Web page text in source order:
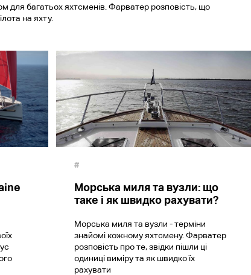
для багатьох яхтсменів. Фарватер розповість, що
на яхту.
#
Морська миля та вузли: що
таке і як швидко рахувати?
Морська миля та вузли - терміни
знайомі кожному яхтсмену. Фарватер
розповість про те, звідки пішли ці
одиниці виміру та як швидко їх
рахувати